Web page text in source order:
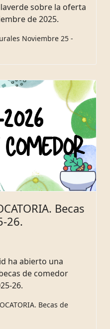
sobre la oferta
de 2025.
Noviembre 25 -
Becas
26.
ha abierto una
de comedor
26.
Becas de